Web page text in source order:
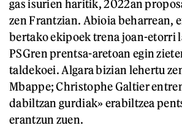
gas isurien haritik, 2022an
zen Frantzian. Abioia beharrean,
bertako ekipoek trena joan-etorri
PSGren prentsa-aretoan egin
taldekoei. Algara bizian lehertu
Mbappe; Christophe Galtier
dabiltzan gurdiak» erabiltzea
erantzun zuen.